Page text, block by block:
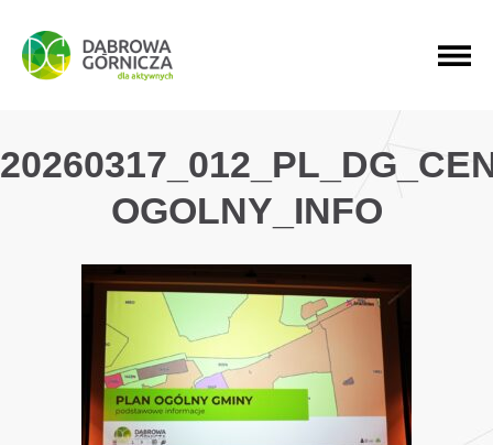
PRZEJDŹ DO MENU GŁÓWNEGO
PRZEJDŹ DO WYSZUKIWARKI
PRZEJDŹ DO TREŚCI
OGOLNY_INFO